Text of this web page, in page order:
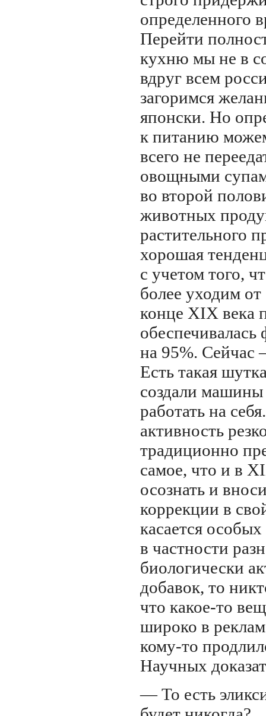
определенного
Перейти
кухню мы не в
вдруг всем
загоримся
японски. Но
к питанию
всего не
овощными
во второй
животных
растительного
хорошая
с учетом того,
более уходим
конце XIX века
на 95%. Сейчас
Есть такая
создали машины
работать на
активность
традиционно
самое, что и в
осознать и
коррекции в
касается
в частности
биологически
добавок, то
что какое-то
широко в
кому-то
Научных
— То есть